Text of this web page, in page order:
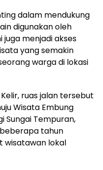
dalam mendukung
digunakan oleh
menjadi akses
yang semakin
warga di lokasi
ruas jalan tersebut
Wisata Embung
Sungai Tempuran,
tahun
wisatawan lokal